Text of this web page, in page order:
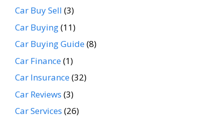
Car Buy Sell (3)
Car Buying(11)
Car Buying Guide(8)
Car Finance(1)
Car Insurance(32)
Car Reviews (3)
Car Services (26)